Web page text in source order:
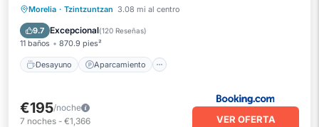
Morelia · Tzintzuntzan 3.08 mi al centro
9.7 Excepcional(120 Reseñas)
11 baños 870.9 pies²
Desayuno Aparcamiento
Desayuno Aparcamiento
Balcón/Terraza
€195/noche
7 noches - €1,366 VER OFERTA